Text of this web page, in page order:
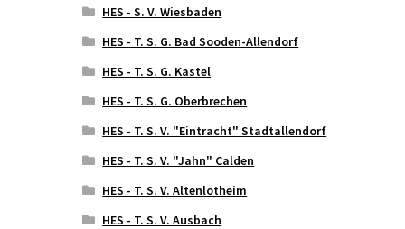
HES - S. V. Wiesbaden
HES - T. S. G. Bad Sooden-Allendorf
HES - T. S. G. Kastel
HES - T. S. G. Oberbrechen
HES - T. S. V. "Eintracht" Stadtallendorf
HES - T. S. V. "Jahn" Calden
HES - T. S. V. Altenlotheim
HES - T. S. V. Ausbach